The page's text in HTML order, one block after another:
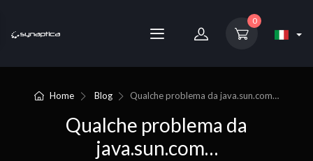
0
Home Blog Qualche problema da java.sun.com…
Qualche problema da
java.sun.com…